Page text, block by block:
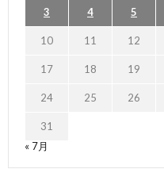
3 4 5
10 11 12
17 18 19
24 25 26
31
« 7月